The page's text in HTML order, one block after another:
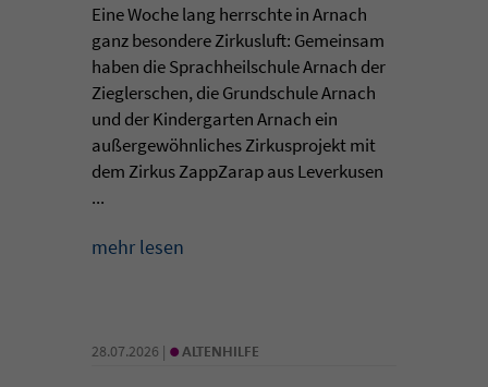
Eine Woche lang herrschte in Arnach
ganz besondere Zirkusluft: Gemeinsam
haben die Sprachheilschule Arnach der
Zieglerschen, die Grundschule Arnach
und der Kindergarten Arnach ein
außergewöhnliches Zirkusprojekt mit
dem Zirkus ZappZarap aus Leverkusen
...
mehr lesen
28.07.2026 | • ALTENHILFE